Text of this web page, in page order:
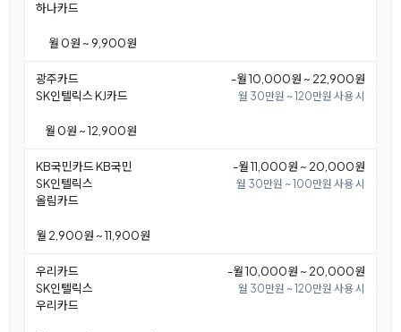
하나카드
월 0원 ~ 9,900원
광주카드
SK인텔릭스 KJ카드
-월 10,000원 ~ 22,900원
월 30만원 ~ 120만원 사용 시
월 0원 ~ 12,900원
KB국민카드 KB국민
SK인텔릭스
올림카드
-월 11,000원 ~ 20,000원
월 30만원 ~ 100만원 사용 시
월 2,900원 ~ 11,900원
우리카드
SK인텔릭스
우리카드
-월 10,000원 ~ 20,000원
월 30만원 ~ 120만원 사용 시